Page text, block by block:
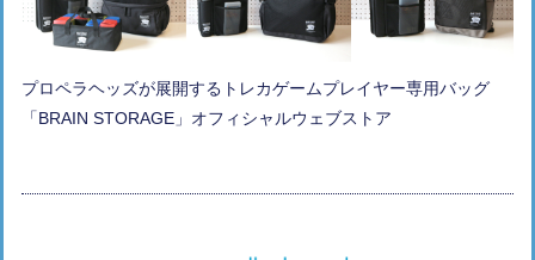
プロペラヘッズが展開するトレカゲームプレイヤー専用バッグ
「BRAIN STORAGE」オフィシャルウェブストア